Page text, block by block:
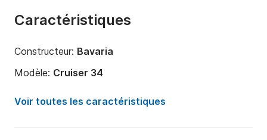
Caractéristiques
Constructeur: Bavaria
Modèle: Cruiser 34
Année:
Voir toutes les caractéristiques